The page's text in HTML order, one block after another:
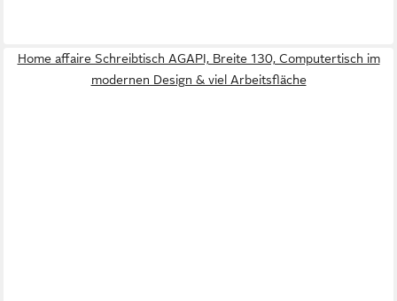
Home affaire Schreibtisch AGAPI, Breite 130, Computertisch im
modernen Design & viel Arbeitsfläche